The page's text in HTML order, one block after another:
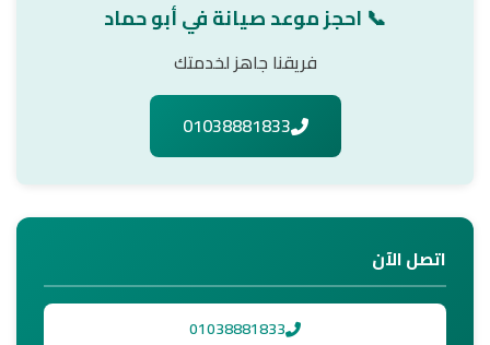
📞 احجز موعد صيانة في أبو حماد
فريقنا جاهز لخدمتك
01038881833
اتصل الآن
01038881833